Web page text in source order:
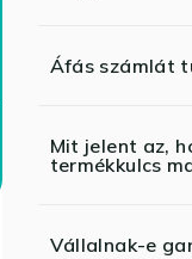
Áfás számlát
Mit jelent az,
termékkulcs
Vállalnak-e